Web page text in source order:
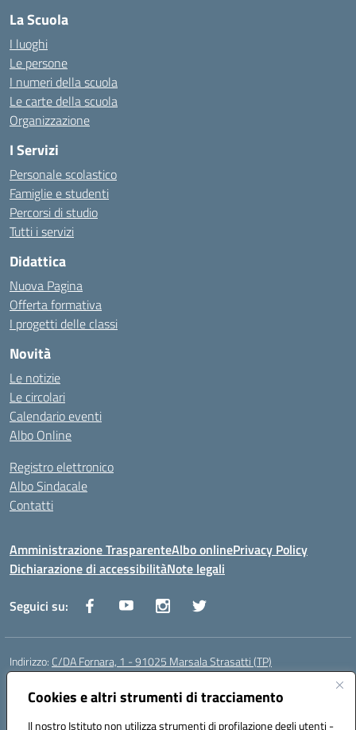
Cookies e altri strumenti di tracciamento
Il nostro Istituto non utilizza strumenti di profilazione degli utenti -
La Scuola
I luoghi
Le persone
I numeri della scuola
Le carte della scuola
Organizzazione
I Servizi
Personale scolastico
Famiglie e studenti
Percorsi di studio
Tutti i servizi
Didattica
Nuova Pagina
Offerta formativa
I progetti delle classi
Novità
Le notizie
Le circolari
Calendario eventi
Albo Online
Registro elettronico
Albo Sindacale
Contatti
Amministrazione TrasparenteAlbo onlinePrivacy Policy
Dichiarazione di accessibilitàNote legali
Seguici su:
Indirizzo: C/DA Fornara, 1 - 91025 Marsala Strasatti (TP)
Centralino:
Posta elettronica certificata (PEC):tpic81600v@pec.istruzione.it
Codice fiscale: 82006360810